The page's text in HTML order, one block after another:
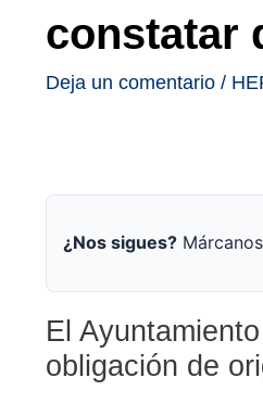
constatar
Deja un comentario /
¿Nos sigues?
El
obligación de